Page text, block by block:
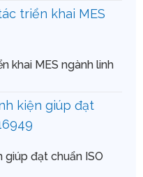
khai MES ngành linh
giúp đạt chuẩn ISO